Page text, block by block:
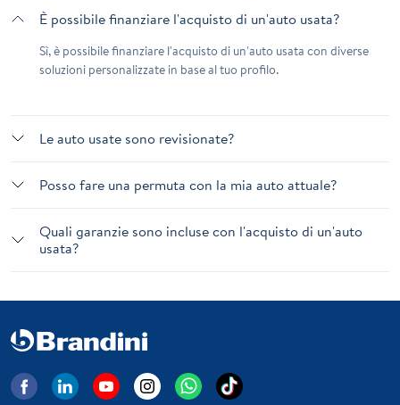
È possibile finanziare l'acquisto di un'auto usata?
Sì, è possibile finanziare l'acquisto di un'auto usata con diverse
soluzioni personalizzate in base al tuo profilo.
Le auto usate sono revisionate?
Posso fare una permuta con la mia auto attuale?
Quali garanzie sono incluse con l'acquisto di un'auto
usata?